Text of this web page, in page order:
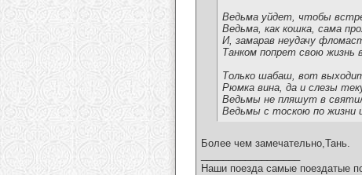
Ведьма уйдет, чтобы
Ведьма, как кошка, сама
И, замарав неудачу
Танком попрет свою жизнь
Только шабаш, вот
Рюмка вина, да и слезы
Ведьмы не пляшут в
Ведьмы с тоскою по жизни
Более чем замечательно,Тань.
Наши поезда самые поездатые